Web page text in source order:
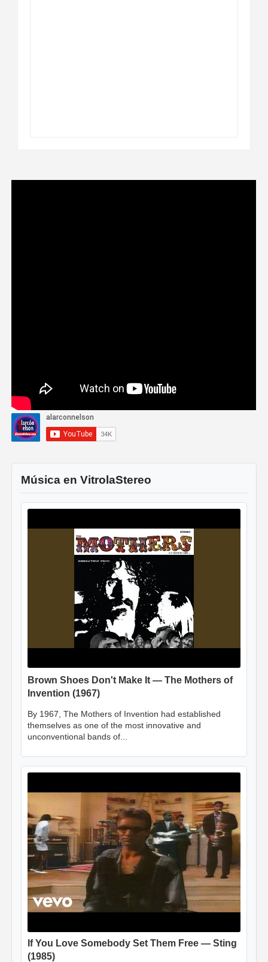
Música en VitrolaStereo
Brown Shoes Don't Make It — The Mothers of
Invention (1967)
By 1967, The Mothers of Invention had established
themselves as one of the most innovative and
unconventional bands of...
If You Love Somebody Set Them Free — Sting
(1985)